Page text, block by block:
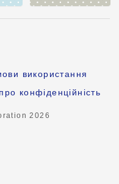
використання
конфіденційність
2026